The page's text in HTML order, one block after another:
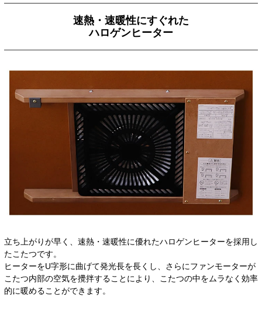
速熱・速暖性にすぐれた
ハロゲンヒーター
立ち上がりが早く、速熱・速暖性に優れたハロゲンヒーターを採用し
たこたつです。
ヒーターをU字形に曲げて発光長を長くし、さらにファンモーターが
こたつ内部の空気を攪拌することにより、こたつの中をムラなく効率
的に暖めることができます。